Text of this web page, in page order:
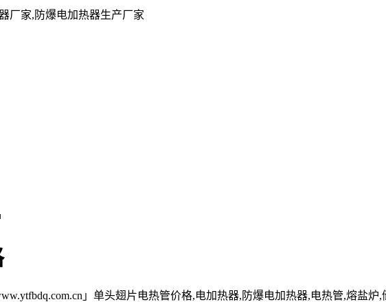
厂家,防爆电加热器生产厂家
」单头翅片电热管价格,电加热器,防爆电加热器,电热管,熔盐